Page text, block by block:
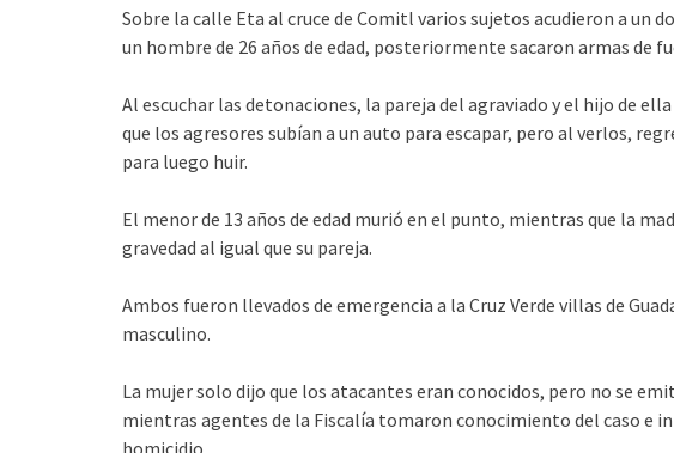
Sobre la calle Eta al cruce de Comitl varios sujetos acudieron a un
un hombre de 26 años de edad, posteriormente sacaron armas de
Al escuchar las detonaciones, la pareja del agraviado y el hijo de
que los agresores subían a un auto para escapar, pero al verlos,
para luego huir.
El menor de 13 años de edad murió en el punto, mientras que la
gravedad al igual que su pareja.
Ambos fueron llevados de emergencia a la Cruz Verde villas de
masculino.
La mujer solo dijo que los atacantes eran conocidos, pero no se
mientras agentes de la Fiscalía tomaron conocimiento del caso e
homicidio.